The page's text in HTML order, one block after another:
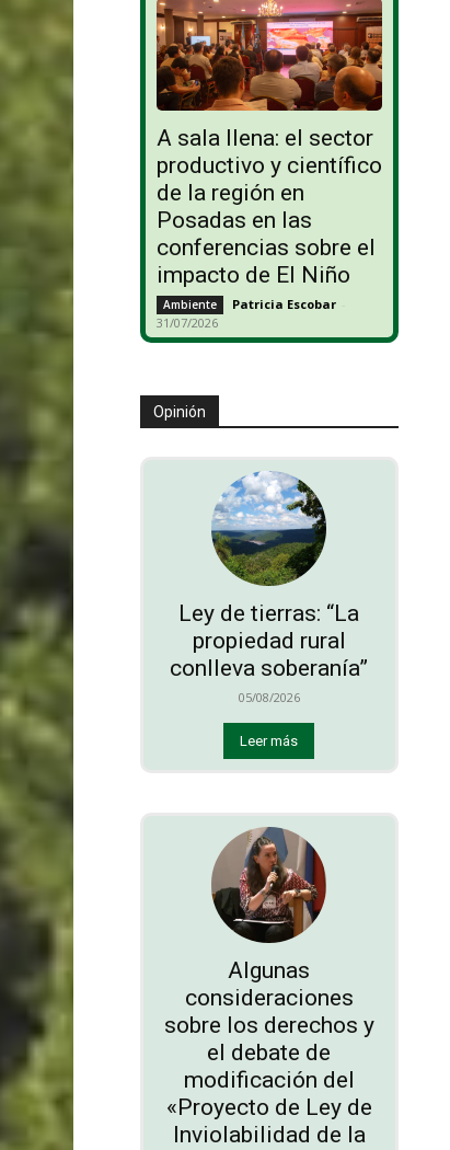
A sala llena: el sector
productivo y científico
de la región en
Posadas en las
conferencias sobre el
impacto de El Niño
Ambiente Patricia Escobar -
31/07/2026
Opinión
Ley de tierras: “La
propiedad rural
conlleva soberanía”
05/08/2026
Leer más
Algunas
consideraciones
sobre los derechos y
el debate de
modificación del
«Proyecto de Ley de
Inviolabilidad de la